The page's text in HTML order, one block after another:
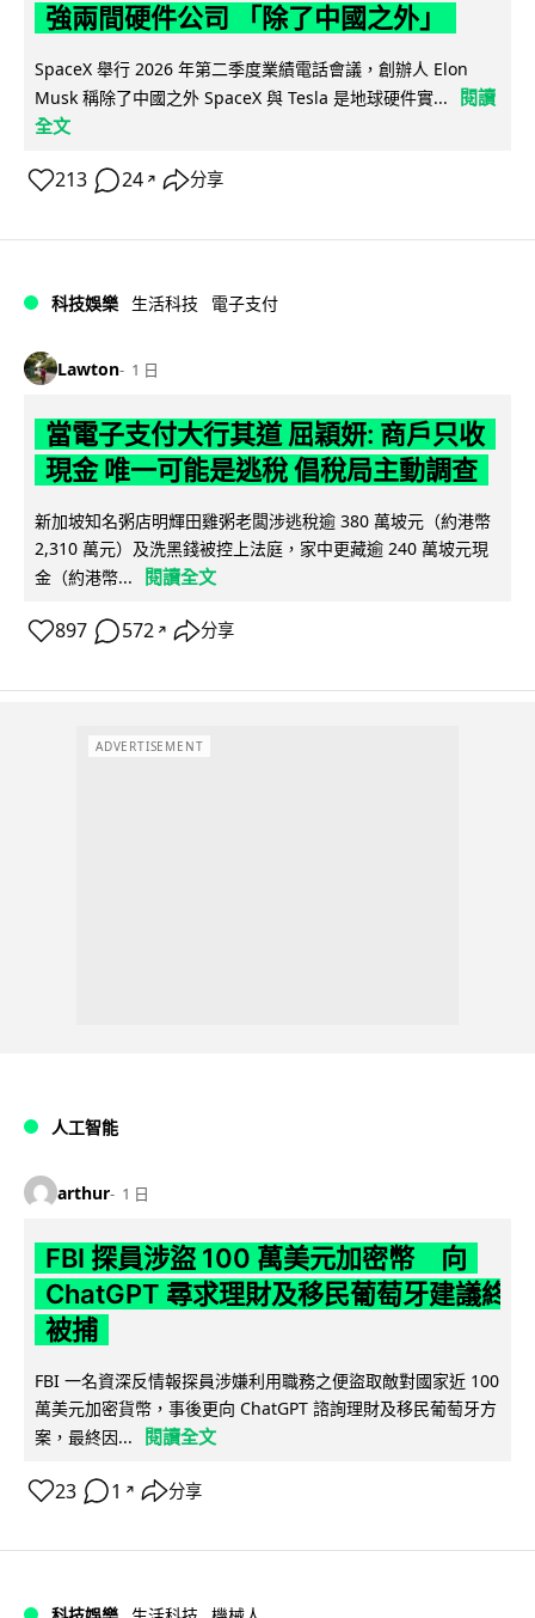
強兩間硬件公司 「除了中國之外」
SpaceX 舉行 2026 年第二季度業績電話會議，創辦人 Elon
Musk 稱除了中國之外 SpaceX 與 Tesla 是地球硬件實...
閱讀
全文
213 24 ↗ 分享
科技娛樂 生活科技 電子支付
Lawton 1 日
當電子支付大行其道 屈穎妍: 商戶只收
現金 唯一可能是逃稅 倡稅局主動調查
新加坡知名粥店明輝田雞粥老闆涉逃稅逾 380 萬坡元（約港幣
2,310 萬元）及洗黑錢被控上法庭，家中更藏逾 240 萬坡元現
金（約港幣...
閱讀全文
897 572 ↗ 分享
ADVERTISEMENT
人工智能
arthur 1 日
FBI 探員涉盜 100 萬美元加密幣 向
ChatGPT 尋求理財及移民葡萄牙建議終
被捕
FBI 一名資深反情報探員涉嫌利用職務之便盜取敵對國家近 100
萬美元加密貨幣，事後更向 ChatGPT 諮詢理財及移民葡萄牙方
案，最終因...
閱讀全文
23 1 ↗ 分享